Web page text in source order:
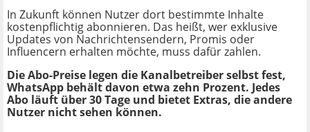
In Zukunft können Nutzer dort bestimmte Inhalte
kostenpflichtig abonnieren. Das heißt, wer exklusive
Updates von Nachrichtensendern, Promis oder
Influencern erhalten möchte, muss dafür zahlen.
Die Abo-Preise legen die Kanalbetreiber selbst fest,
WhatsApp behält davon etwa zehn Prozent. Jedes
Abo läuft über 30 Tage und bietet Extras, die andere
Nutzer nicht sehen können.